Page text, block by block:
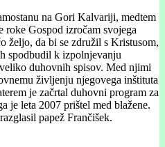
na Gori Kalvariji, medtem
Gospod izročam svojega
željo, da bi se združil s Kristusom,
spodbudil k izpolnjevanju
duhovnih spisov. Med njimi
življenju njegovega inštituta
je začrtal duhovni program za
je leta 2007 prištel med blažene.
papež Frančišek.